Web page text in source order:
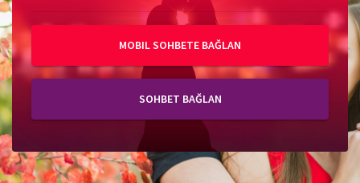
MOBIL SOHBETE BAĞLAN
SOHBET BAĞLAN